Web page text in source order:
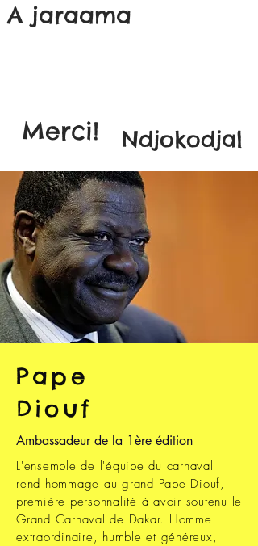
A jaraama
Ndjokodjal
Merci!
Pape
Diouf
Ambassadeur de la 1ère édition
L'ensemble de l'équipe du carnaval
rend hommage au grand Pape Diouf,
première personnalité à avoir soutenu le
Grand Carnaval de Dakar. Homme
extraordinaire, humble et généreux,